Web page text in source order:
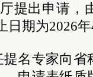
提出申请，
日期为2026
提名专家向